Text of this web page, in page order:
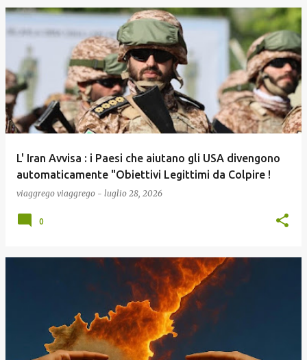
P
s
t
L' Iran Avvisa : i Paesi che aiutano gli USA divengono
automaticamente "Obiettivi Legittimi da Colpire !
viaggrego viaggrego - luglio 28, 2026
0